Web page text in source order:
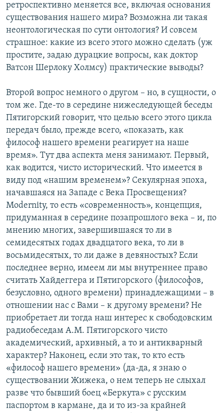
ретроспективно меняется все, включая основания
существования нашего мира? Возможна ли такая
неонтологическая по сути онтология? И совсем
страшное: какие из всего этого можно сделать (уж
простите, задаю дурацкие вопросы, как доктор
Ватсон Шерлоку Холмсу) практические выводы?
Второй вопрос немного о другом – но, в сущности, о
том же. Где-то в середине нижеследующей беседы
Пятигорский говорит, что целью всего этого цикла
передач было, прежде всего, «показать, как
философ нашего времени реагирует на наше
время». Тут два аспекта меня занимают. Первый,
как водится, чисто исторический. Что имеется в
виду под «нашим временем»? Секулярная эпоха,
начавшаяся на Западе с Века Просвещения?
Modernity, то есть «современность», концепция,
придуманная в середине позапрошлого века – и, по
мнению многих, завершившаяся то ли в
семидесятых годах двадцатого века, то ли в
восьмидесятых, то ли даже в девяностых? Если
последнее верно, имеем ли мы внутреннее право
считать Хайдеггера и Пятигорского (философов,
безусловно, одного времени) принадлежащими – в
отношении нас с Вами – к другому времени? Не
приобретает ли тогда наш интерес к свободовским
радиобеседам А.М. Пятигорского чисто
академический, архивный, а то и антикварный
характер? Наконец, если это так, то кто есть
«философ нашего времени» (да-да, я знаю о
существовании Жижека, о нем теперь не слыхал
разве что бывший боец «Беркута» с русским
паспортом в кармане, да и то из-за крайней